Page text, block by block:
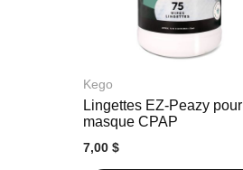
Kego
Lingettes EZ-Peazy pour
masque CPAP
7,00 $